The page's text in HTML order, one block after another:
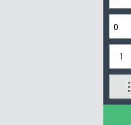
1